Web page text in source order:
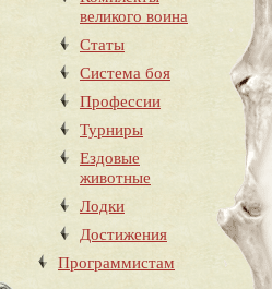
великого воина
Статы
Система боя
Профессии
Турниры
Ездовые
животные
Лодки
Достижения
Программистам